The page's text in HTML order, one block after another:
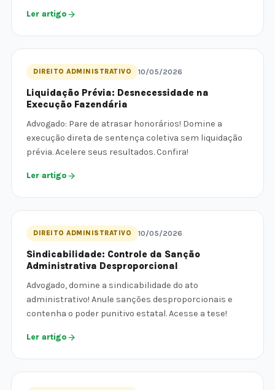
Ler artigo
DIREITO ADMINISTRATIVO 10/05/2026
Liquidação Prévia: Desnecessidade na
Execução Fazendária
Advogado: Pare de atrasar honorários! Domine a
execução direta de sentença coletiva sem liquidação
prévia. Acelere seus resultados. Confira!
Ler artigo
DIREITO ADMINISTRATIVO 10/05/2026
Sindicabilidade: Controle da Sanção
Administrativa Desproporcional
Advogado, domine a sindicabilidade do ato
administrativo! Anule sanções desproporcionais e
contenha o poder punitivo estatal. Acesse a tese!
Ler artigo